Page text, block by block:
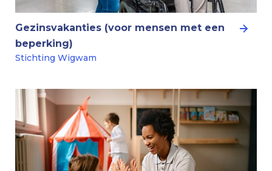
Gezinsvakanties (voor mensen met een
beperking)
Stichting Wigwam